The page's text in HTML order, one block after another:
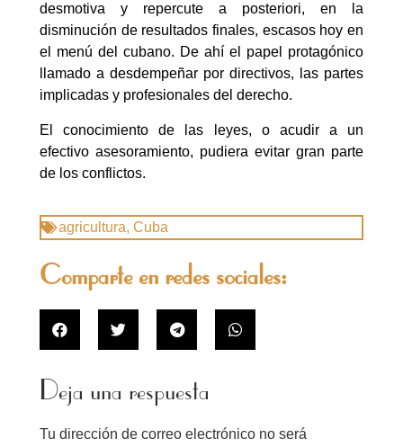
desmotiva y repercute a posteriori, en la
disminución de resultados finales, escasos hoy en
el menú del cubano. De ahí el papel protagónico
llamado a desdempeñar por directivos, las partes
implicadas y profesionales del derecho.
El conocimiento de las leyes, o acudir a un
efectivo asesoramiento, pudiera evitar gran parte
de los conflictos.
agricultura, Cuba
Comparte en redes sociales:
Deja una respuesta
Tu dirección de correo electrónico no será